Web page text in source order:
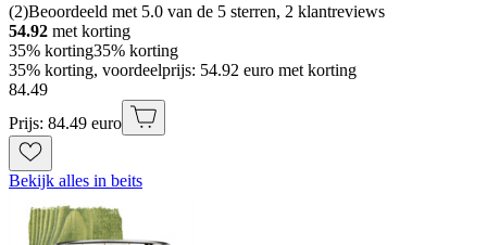
(2)Beoordeeld met 5.0 van de 5 sterren, 2 klantreviews
54.92 met korting
35% korting35% korting
35% korting, voordeelprijs: 54.92 euro met korting
84.49
Prijs: 84.49 euro
Bekijk alles in beits